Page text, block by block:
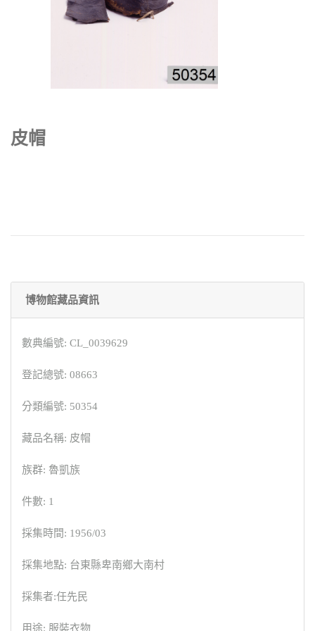
皮帽
博物館藏品資訊
數典編號: CL_0039629
登記總號: 08663
分類編號: 50354
藏品名稱: 皮帽
族群: 魯凱族
件數: 1
採集時間: 1956/03
採集地點: 台東縣卑南鄉大南村
採集者:任先民
用途: 服裝衣物